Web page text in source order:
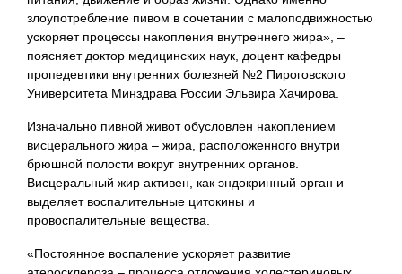
злоупотребление пивом в сочетании с малоподвижностью
ускоряет процессы накопления внутреннего жира», –
поясняет доктор медицинских наук, доцент кафедры
пропедевтики внутренних болезней №2 Пироговского
Университета Минздрава России Эльвира Хачирова.
Изначально пивной живот обусловлен накоплением
висцерального жира – жира, расположенного внутри
брюшной полости вокруг внутренних органов.
Висцеральный жир активен, как эндокринный орган и
выделяет воспалительные цитокины и
провоспалительные вещества.
«Постоянное воспаление ускоряет развитие